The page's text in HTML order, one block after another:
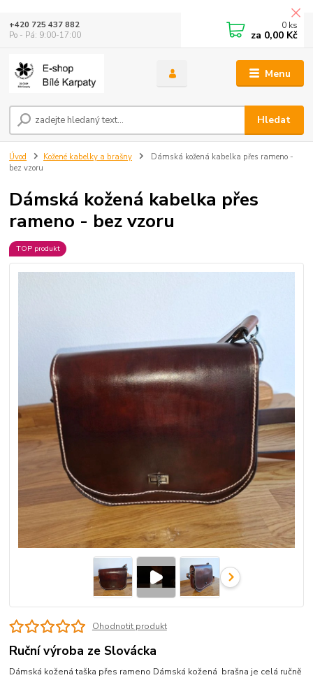
Menu
Hledat
+420 725 437 882
Po - Pá: 9:00-17:00
0 ks
za 0,00 Kč
Úvod Kožené kabelky a brašny
Dámská kožená kabelka přes rameno -
bez vzoru
Dámská kožená kabelka přes
rameno - bez vzoru
TOP produkt
Ohodnotit produkt
Ruční výroba ze Slovácka
Dámská kožená taška přes rameno Dámská kožená brašna je celá ručně